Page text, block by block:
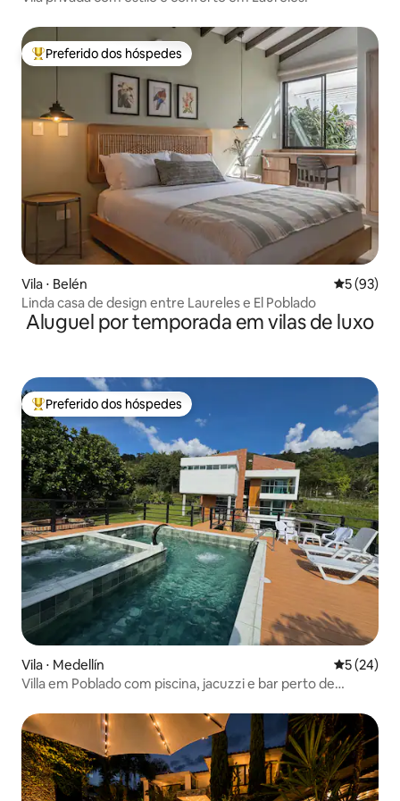
Entre os melhores preferidos dos hóspedes
Preferido dos hóspedes
Vila ⋅ Belén 5 de uma
5 (93)
Linda casa de design entre Laureles e El Poblado
Aluguel por temporada em vilas de luxo
Entre os melhores preferidos dos hóspedes
Preferido dos hóspedes
Vila ⋅ Medellín 5 de uma
5 (24)
Villa em Poblado com piscina, jacuzzi e bar perto de